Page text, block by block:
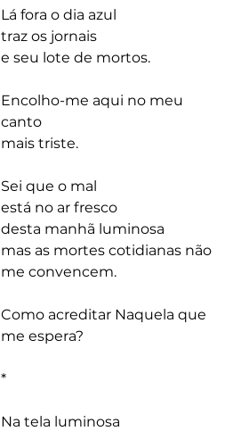
Lá fora o dia azul
traz os jornais
e seu lote de mortos.
Encolho-me aqui no meu
canto
mais triste.
Sei que o mal
está no ar fresco
desta manhã luminosa
mas as mortes cotidianas não
me convencem.
Como acreditar Naquela que
me espera?
*
Na tela luminosa